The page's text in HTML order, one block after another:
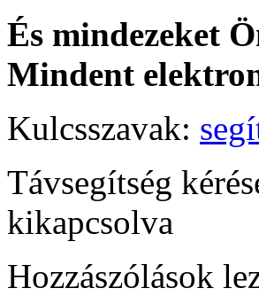
És mindezeket
Mindent
Kulcsszavak:
Távsegítség
kikapcsolva
Hozzászólások